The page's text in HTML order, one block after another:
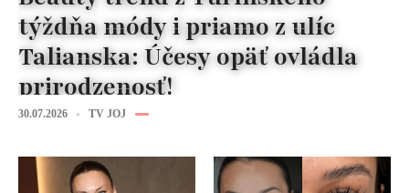
týždňa módy i priamo z ulíc
Talianska: Účesy opäť ovládla
prirodzenosť!
30.07.2026 TV JOJ